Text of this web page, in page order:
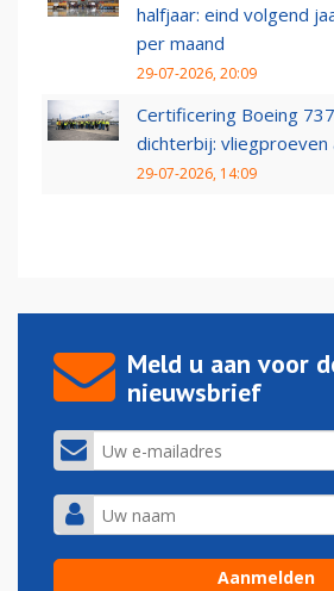
halfjaar: eind volgend
per maand
29-07-2026, 20:09
Certificering Boeing
dichterbij: vliegproeven
29-07-2026, 14:09
Meld u aan voor
nieuwsbrief